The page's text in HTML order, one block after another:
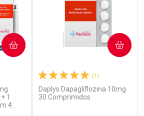
1
4
(1)
Daplys Dapagliflozina 10mg
30 Comprimidos
COMPRAR